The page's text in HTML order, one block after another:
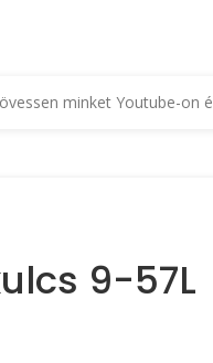
minket Youtube-on
9-57L